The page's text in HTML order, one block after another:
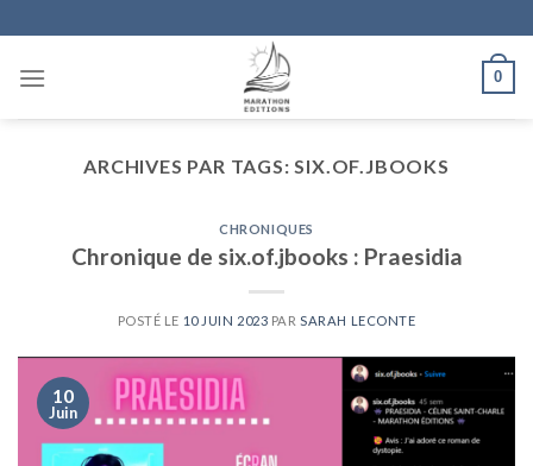
to
content
0
ARCHIVES PAR TAGS:SIX.OF.JBOOKS
CHRONIQUES
Chronique de six.of.jbooks : Praesidia
POSTÉ LE 10 JUIN 2023 PAR SARAH LECONTE
10
Juin